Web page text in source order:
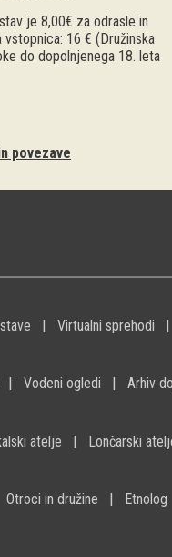
je 8,00€ za odrasle in
16 € (Družinska
do dopolnjenega 18. leta
povezave
Virtualni sprehodi
Vodeni ogledi Arhiv
atelje Lončarski
Otroci in družine Etnolog